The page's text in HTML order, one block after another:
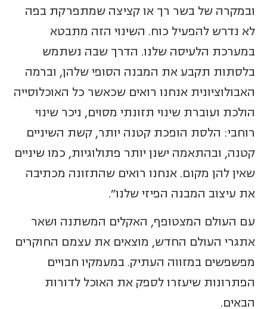
ובמקרה של בשר רך או קציצה שמתפרקת בפה
לא נדרש להפעיל כוח. השינוי הזה מתבטא
במערכת הלעיסה שלנו. הדרך שבה נשתמש
בלסתות תקבע את המבנה הסופי שלהן, וברמה
האבולוציונית אנחנו רואים שכאשר כל האוכלוסייה
הולכת ועוברת שינוי תזונתי מסוים, ניכר שינוי
רוחבי: הלסת הופכת קטנה יותר, קשת השיניים
קטנה, ובהתאמה ישנן יותר פתולוגיות, כמו שיניים
שאין להן מקום. אנחנו רואים שהתזונה מכתיבה
את עיצוב המבנה הפיזי שלנו".
עם העולם המצטופף, האקלים המשתנה ושאר
אתגרי העולם החדש, מוצאים את עצמם החוקרים
מפשפשים במזווה העתיק. במעמקיו חבויים
הפתרונות שיעזרו לספק את האוכל לדורות
הבאים.